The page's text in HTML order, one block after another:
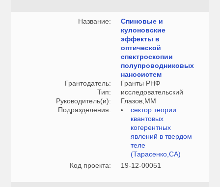
Название:
Спиновые и
кулоновские
эффекты в
оптической
спектроскопии
полупроводниковых
наносистем
Грантодатель:
Гранты РНФ
Тип:
исследовательский
Руководитель(и):
Глазов,ММ
Подразделения:
сектор теории
квантовых
когерентных
явлений в твердом
теле
(Тарасенко,СА)
Код проекта:
19-12-00051